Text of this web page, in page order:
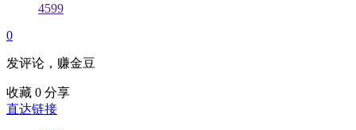
4599
0
发评论，赚金豆
收藏 0 分享
直达链接